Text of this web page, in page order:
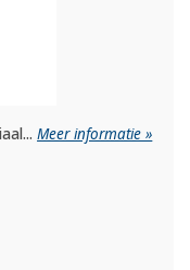
Meer informatie »